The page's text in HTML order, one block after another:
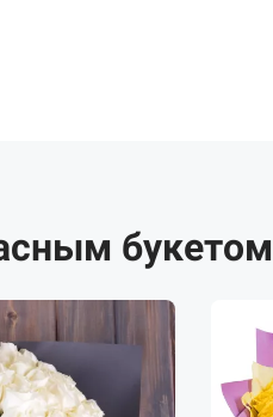
букетом